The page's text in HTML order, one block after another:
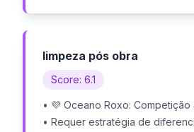
limpeza pós obra
Score: 6.1
• 💜 Oceano Roxo:
• Requer estratégia de